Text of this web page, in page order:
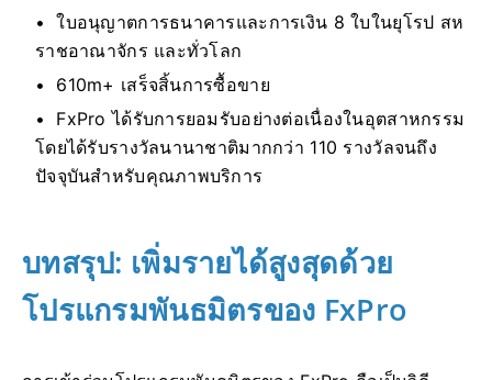
ใบอนุญาตการธนาคารและการเงิน 8 ใบในยุโรป สห
ราชอาณาจักร และทั่วโลก
610m+ เสร็จสิ้นการซื้อขาย
FxPro ได้รับการยอมรับอย่างต่อเนื่องในอุตสาหกรรม
โดยได้รับรางวัลนานาชาติมากกว่า 110 รางวัลจนถึง
ปัจจุบันสำหรับคุณภาพบริการ
บทสรุป: เพิ่มรายได้สูงสุดด้วย
โปรแกรมพันธมิตรของ FxPro